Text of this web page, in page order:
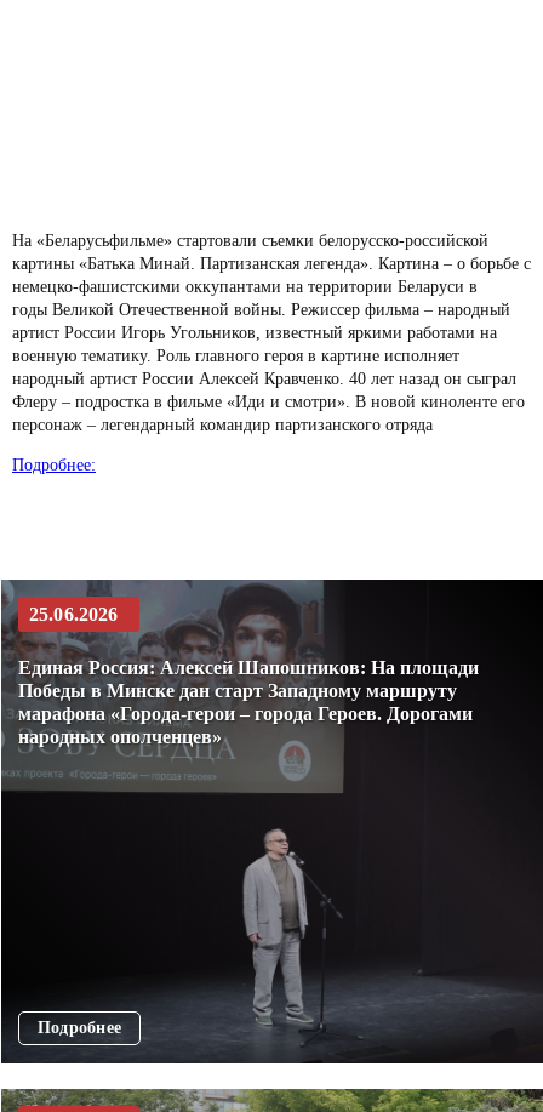
На «Беларусьфильме» стартовали съемки белорусско-российской
картины «Батька Минай. Партизанская легенда». Картина – о борьбе с
немецко-фашистскими оккупантами на территории Беларуси в
годы Великой Отечественной войны. Режиссер фильма – народный
артист России Игорь Угольников, известный яркими работами на
военную тематику. Роль главного героя в картине исполняет
народный артист России Алексей Кравченко. 40 лет назад он сыграл
Флеру – подростка в фильме «Иди и смотри». В новой киноленте его
персонаж – легендарный командир партизанского отряда
Подробнее:
25.06.2026
Единая Россия: Алексей Шапошников: На площади
Победы в Минске дан старт Западному маршруту
марафона «Города-герои – города Героев. Дорогами
народных ополченцев»
Подробнее